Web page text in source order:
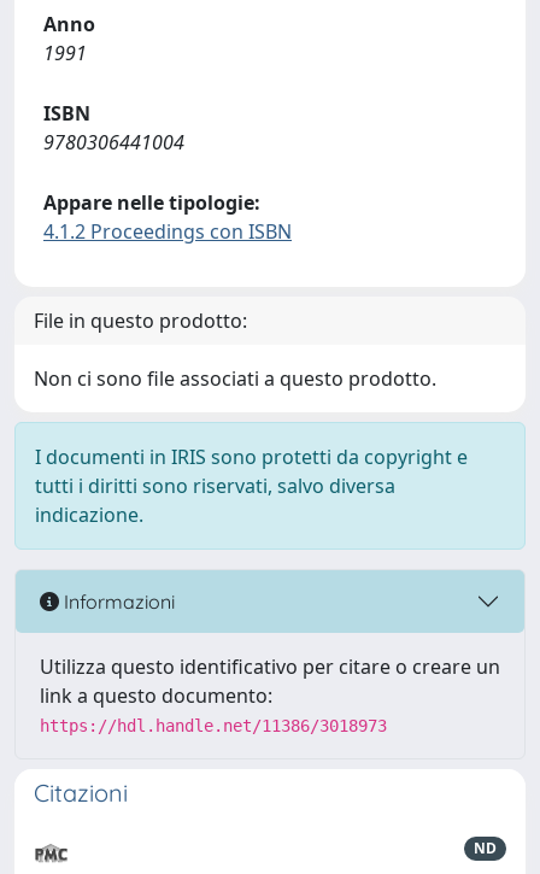
Anno
1991
ISBN
9780306441004
Appare nelle tipologie:
4.1.2 Proceedings con ISBN
File in questo prodotto:
Non ci sono file associati a questo prodotto.
I documenti in IRIS sono protetti da copyright e
tutti i diritti sono riservati, salvo diversa
indicazione.
Informazioni
Utilizza questo identificativo per citare o creare un
link a questo documento:
https://hdl.handle.net/11386/3018973
Citazioni
ND